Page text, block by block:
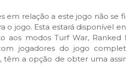
em relação a este jogo não
o jogo. Esta estará disponível
aos modos Turf War,
jogadores do jogo
têm a opção de obter uma